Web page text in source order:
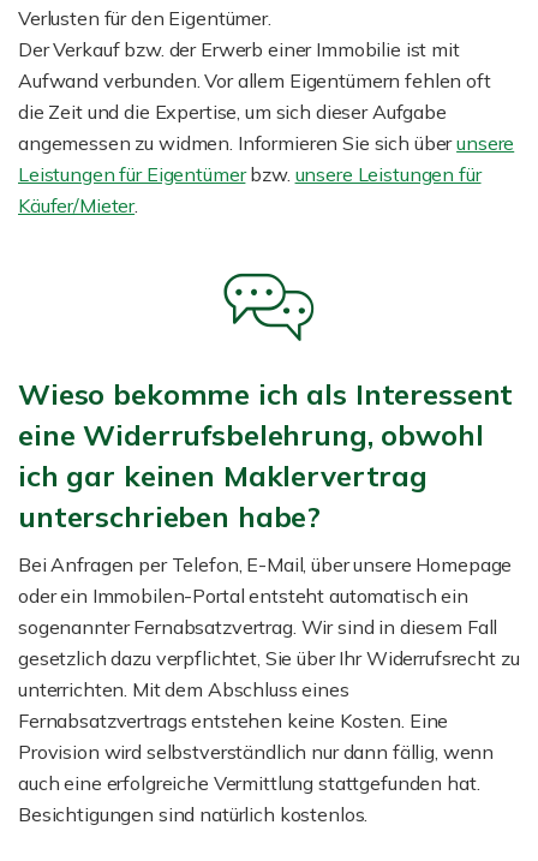
Verlusten für den Eigentümer.
Der Verkauf bzw. der Erwerb einer Immobilie ist mit
Aufwand verbunden. Vor allem Eigentümern fehlen oft
die Zeit und die Expertise, um sich dieser Aufgabe
angemessen zu widmen. Informieren Sie sich überunsere
Leistungen für Eigentümerbzw. unsere Leistungen für
Käufer/Mieter.
Wieso bekomme ich als Interessent
eine Widerrufsbelehrung, obwohl
ich gar keinen Maklervertrag
unterschrieben habe?
Bei Anfragen per Telefon, E-Mail, über unsere Homepage
oder ein Immobilen-Portal entsteht automatisch ein
sogenannter Fernabsatzvertrag. Wir sind in diesem Fall
gesetzlich dazu verpflichtet, Sie über Ihr Widerrufsrecht zu
unterrichten. Mit dem Abschluss eines
Fernabsatzvertrags entstehen keine Kosten. Eine
Provision wird selbstverständlich nur dann fällig, wenn
auch eine erfolgreiche Vermittlung stattgefunden hat.
Besichtigungen sind natürlich kostenlos.